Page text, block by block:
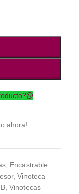
ahora!
Encastrable
, Vinoteca
Vinotecas